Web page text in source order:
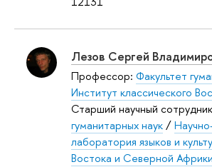
Лезов Сергей
Профессор: Факультет
Институт классического
Старший научный
гуманитарных наук/
лаборатория языков и
Востока и Северной Африки